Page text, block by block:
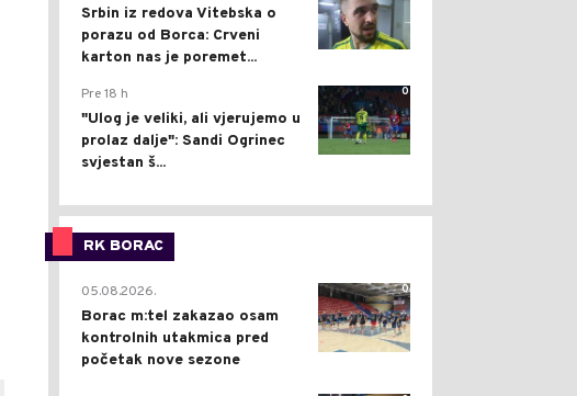
Srbin iz redova Vitebska o
porazu od Borca: Crveni
karton nas je poremet...
0
Pre 18 h
"Ulog je veliki, ali vjerujemo u
prolaz dalje": Sandi Ogrinec
svjestan š...
RK BORAC
0
05.08.2026.
Borac m:tel zakazao osam
kontrolnih utakmica pred
početak nove sezone